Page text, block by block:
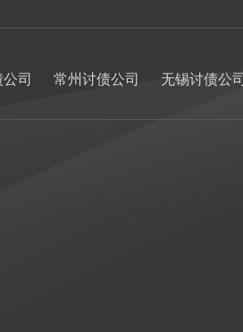
司 常州讨债公司 无锡讨债公司